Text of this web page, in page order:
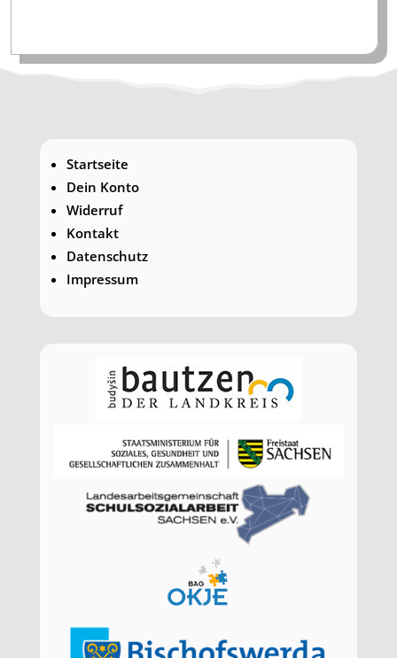
Startseite
Dein Konto
Widerruf
Kontakt
Datenschutz
Impressum